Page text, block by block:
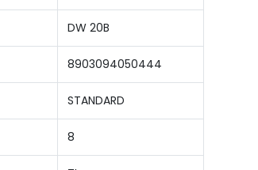
DW 20B
8903094050444
STANDARD
8